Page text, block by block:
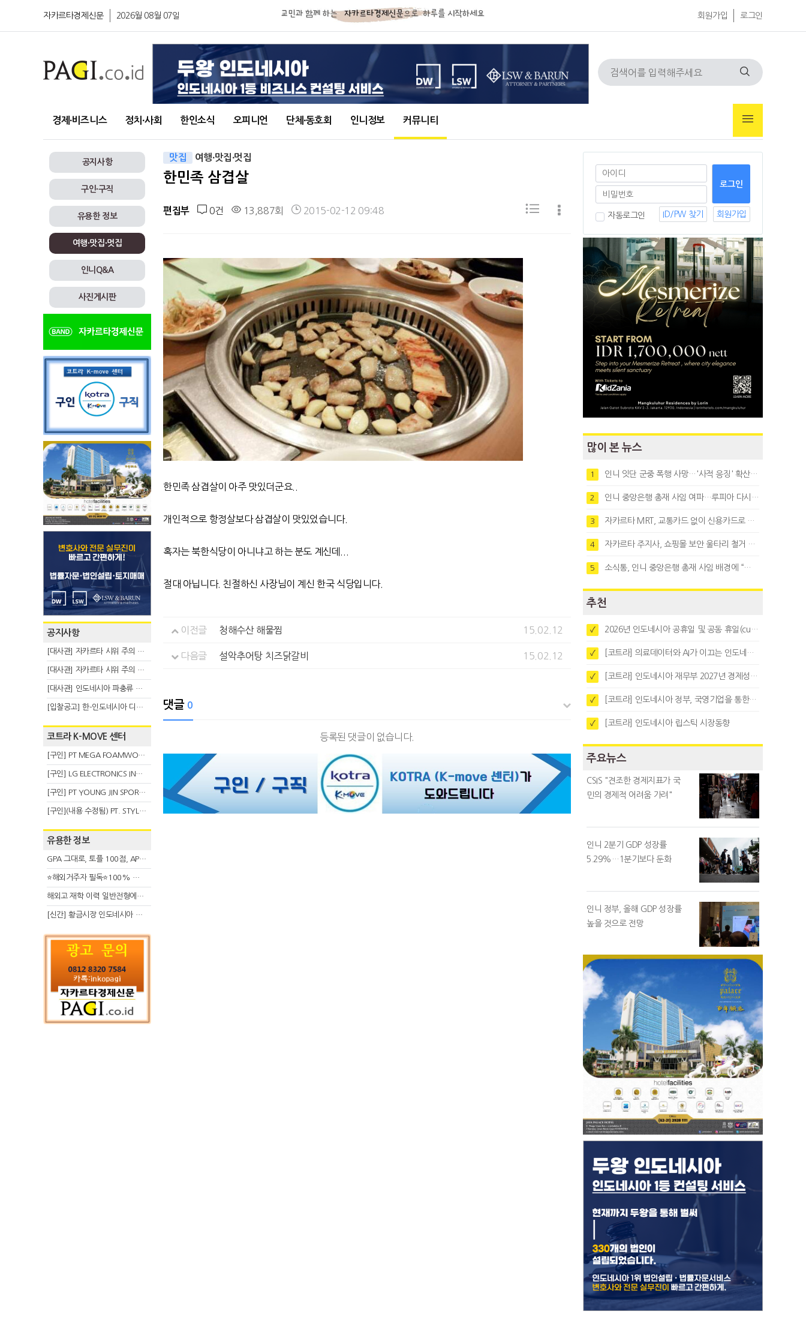
자카르타경제신문 2026월 08월 07일 회원가입 로그인
경제∙비즈니스 정치∙사회 한인소식 오피니언 단체∙동호회 인니정보 커뮤니티
공지사항
구인∙구직
유용한 정보
여행∙맛집∙멋집
인니Q&A
사진게시판
공지사항
[대사관] 자카르타 시위 주의 안내(8.6)
[대사관] 자카르타 시위 주의 안내(8.3)
[대사관] 인도네시아 파충류 불법 반출 주의 (7.29)
[입찰공고] 한-인도네시아 디지털융복합 탈 전시회
코트라 K-MOVE 센터
[구인] PT MEGA FOAMWORKS INDONESIA
[구인] LG ELECTRONICS INDONESIA
[구인] PT YOUNG JIN SPORT INDONESIA
[구인](내용 수정됨) PT. STYLE KOREAN INDONESIA (스타일 코리안 인도네시아)
유용한 정보
GPA 그대로, 토플 100점, AP 막막 — 원인은 하나입니다
⭐해외거주자 필독⭐100% 온라인 마지막 한국어교원 2급 추가모집 (~8/2)
해외고 재학 이력 일반전형에서 분명한 입시 강점 살리는 전략
[신간] 황금시장 인도네시아 슈퍼리치의 성공 수업
맛집 여행∙맛집∙멋집
한민족 삼겹살
편집부 0건 13,887회 2015-02-12 09:48
한민족 삼겹살이 아주 맛있더군요..
개인적으로 항정살보다 삼겹살이 맛있었습니다.
혹자는 북한식당이 아니냐고 하는 분도 계신데...
절대 아닙니다. 친절하신 사장님이 계신 한국 식당입니다.
이전글 청해수산 해물찜 15.02.12
다음글 설악추어탕 치즈닭갈비 15.02.12
댓글 0
등록된 댓글이 없습니다.
자동로그인 ID/PW 찾기 회원가입
많이 본 뉴스
1 인니 잇단 군중 폭행 사망…'사적 응징' 확산에 법치 우려
2 인니 중앙은행 총재 사임 여파…루피아 다시 1만8천대로 약세
3 자카르타 MRT, 교통카드 없이 신용카드로 바로 탄다
4 자카르타 주지사, 쇼핑몰 보안 울타리 철거 요청…"치안 문제없다"
5 소식통, 인니 중앙은행 총재 사임 배경에 “정부와 정책 갈등"
추천
✓ 2026년 인도네시아 공휴일 및 공동 휴일(cuti bersama)
✓ [코트라] 의료데이터와 AI가 이끄는 인도네시아 디지털 헬스케어 시장 트렌드
✓ [코트라] 인도네시아 재무부 2027년 경제성장 전망 및 목표 발표
✓ [코트라] 인도네시아 정부, 국영기업을 통한 석탄·팜유·합금철 수출 중앙집중화 추진
✓ [코트라] 인도네시아 립스틱 시장동향
주요뉴스
CSIS "견조한 경제지표가 국
민의 경제적 어려움 가려"
인니 2분기 GDP 성장률
5.29%…1분기보다 둔화
인니 정부, 올해 GDP 성장률
높을 것으로 전망